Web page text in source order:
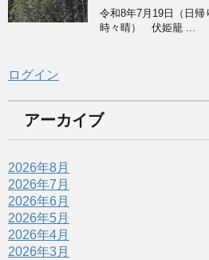
令和8年7月19日（日
時々晴） 伏姫籠 ...
ログイン
アーカイブ
2026年8月
2026年7月
2026年6月
2026年5月
2026年4月
2026年3月